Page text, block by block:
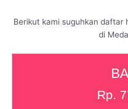
Berikut kami suguhkan daftar
di
Rp.